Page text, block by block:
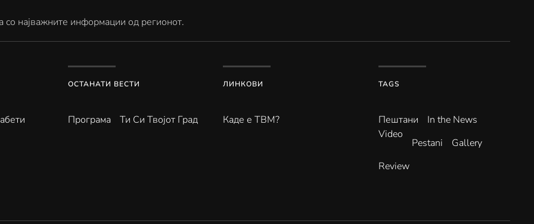
најважните информации од регионот.
ОСТАНАТИ ВЕСТИ
Програма Ти Си Твојот Град
ЛИНКОВИ
Каде е ТВМ?
TAGS
Пештани
In the News
Video
Pestani
Gallery
Review